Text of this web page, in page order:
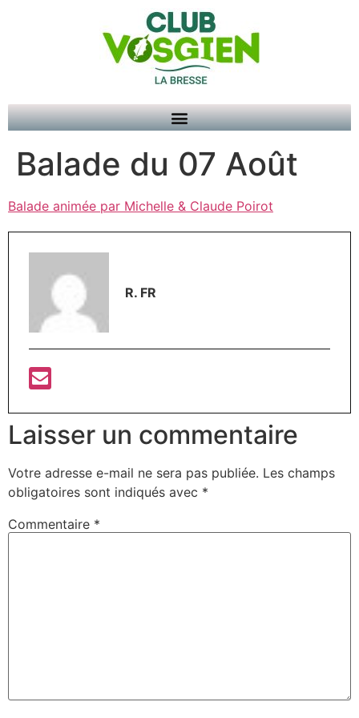
Balade du 07 Août
Balade animée par Michelle & Claude Poirot
R. FR
Laisser un commentaire
Votre adresse e-mail ne sera pas publiée. Les champs
obligatoires sont indiqués avec *
Commentaire *